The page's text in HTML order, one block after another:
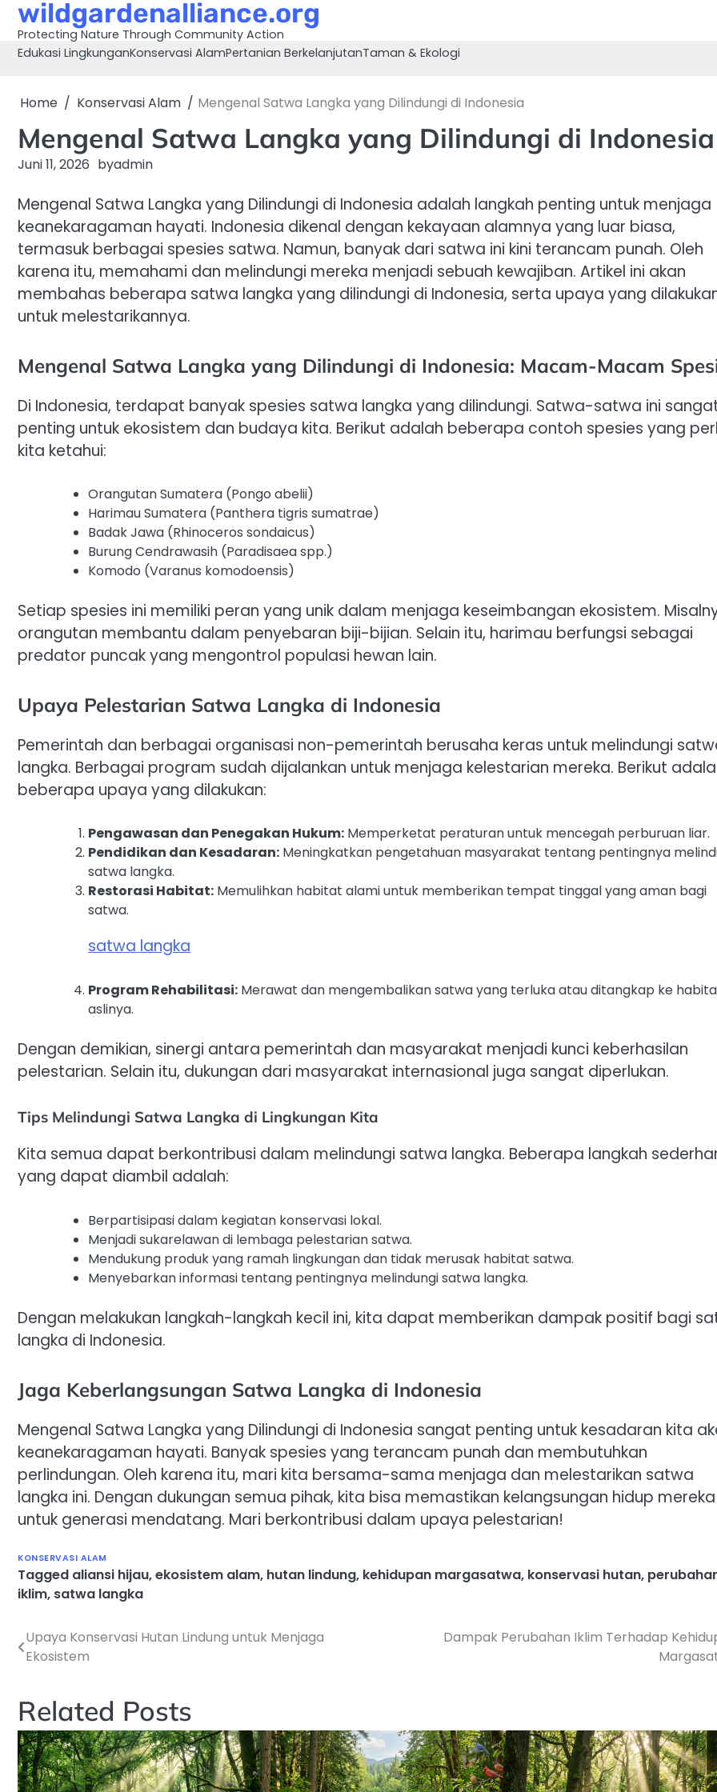
Skip
content
wildgardenalliance.org
Protecting Nature Through Community Action
Edukasi LingkunganKonservasi AlamPertanian BerkelanjutanTaman & Ekologi
Home Konservasi Alam Mengenal Satwa Langka yang Dilindungi di Indonesia
Mengenal Satwa Langka yang Dilindungi di Indonesia
Juni 11, 2026 byadmin
Mengenal Satwa Langka yang Dilindungi di Indonesia adalah langkah penting untuk menjaga
keanekaragaman hayati. Indonesia dikenal dengan kekayaan alamnya yang luar biasa,
termasuk berbagai spesies satwa. Namun, banyak dari satwa ini kini terancam punah. Oleh
karena itu, memahami dan melindungi mereka menjadi sebuah kewajiban. Artikel ini akan
membahas beberapa satwa langka yang dilindungi di Indonesia, serta upaya yang
untuk melestarikannya.
Mengenal Satwa Langka yang Dilindungi di Indonesia: Macam-Macam
Di Indonesia, terdapat banyak spesies satwa langka yang dilindungi. Satwa-satwa ini
penting untuk ekosistem dan budaya kita. Berikut adalah beberapa contoh spesies yang
kita ketahui:
Orangutan Sumatera (Pongo abelii)
Harimau Sumatera (Panthera tigris sumatrae)
Badak Jawa (Rhinoceros sondaicus)
Burung Cendrawasih (Paradisaea spp.)
Komodo (Varanus komodoensis)
Setiap spesies ini memiliki peran yang unik dalam menjaga keseimbangan ekosistem.
orangutan membantu dalam penyebaran biji-bijian. Selain itu, harimau berfungsi sebagai
predator puncak yang mengontrol populasi hewan lain.
Upaya Pelestarian Satwa Langka di Indonesia
Pemerintah dan berbagai organisasi non-pemerintah berusaha keras untuk melindungi
langka. Berbagai program sudah dijalankan untuk menjaga kelestarian mereka. Berikut
beberapa upaya yang dilakukan:
Pengawasan dan Penegakan Hukum: Memperketat peraturan untuk mencegah perburuan liar.
Pendidikan dan Kesadaran: Meningkatkan pengetahuan masyarakat tentang pentingnya
satwa langka.
Restorasi Habitat: Memulihkan habitat alami untuk memberikan tempat tinggal yang aman bagi
satwa.
satwa langka
Program Rehabilitasi: Merawat dan mengembalikan satwa yang terluka atau ditangkap ke
aslinya.
Dengan demikian, sinergi antara pemerintah dan masyarakat menjadi kunci keberhasilan
pelestarian. Selain itu, dukungan dari masyarakat internasional juga sangat diperlukan.
Tips Melindungi Satwa Langka di Lingkungan Kita
Kita semua dapat berkontribusi dalam melindungi satwa langka. Beberapa langkah
yang dapat diambil adalah:
Berpartisipasi dalam kegiatan konservasi lokal.
Menjadi sukarelawan di lembaga pelestarian satwa.
Mendukung produk yang ramah lingkungan dan tidak merusak habitat satwa.
Menyebarkan informasi tentang pentingnya melindungi satwa langka.
Dengan melakukan langkah-langkah kecil ini, kita dapat memberikan dampak positif bagi
langka di Indonesia.
Jaga Keberlangsungan Satwa Langka di Indonesia
Mengenal Satwa Langka yang Dilindungi di Indonesia sangat penting untuk kesadaran kita
keanekaragaman hayati. Banyak spesies yang terancam punah dan membutuhkan
perlindungan. Oleh karena itu, mari kita bersama-sama menjaga dan melestarikan satwa
langka ini. Dengan dukungan semua pihak, kita bisa memastikan kelangsungan hidup mereka
untuk generasi mendatang. Mari berkontribusi dalam upaya pelestarian!
KONSERVASI ALAM
Tagged aliansi hijau,ekosistem alam, hutan lindung, kehidupan margasatwa, konservasi hutan,
iklim, satwa langka
Navigasi
Upaya Konservasi Hutan Lindung untuk Menjaga
Ekosistem
Dampak Perubahan Iklim Terhadap
Related Posts